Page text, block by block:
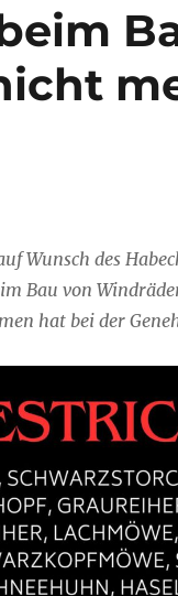
Wunsch des
Bau von
hat bei der